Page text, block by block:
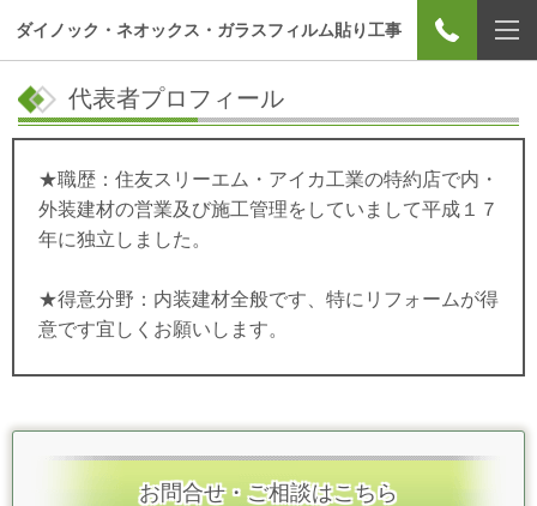
ダイノック・ネオックス・ガラスフィルム貼り工事
代表者プロフィール
★職歴：住友スリーエム・アイカ工業の特約店で内・
外装建材の営業及び施工管理をしていまして平成１７
年に独立しました。
★得意分野：内装建材全般です、特にリフォームが得
意です宜しくお願いします。
お問合せ・ご相談はこちら